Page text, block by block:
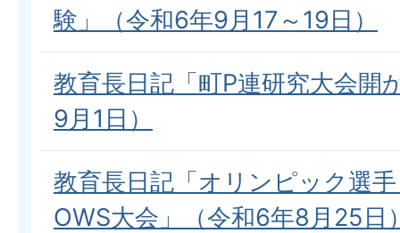
験」（令和6年9月17～19日）
教育長日記「町P連研究大会開
9月1日）
教育長日記「オリンピック選
OWS大会」（令和6年8月25日